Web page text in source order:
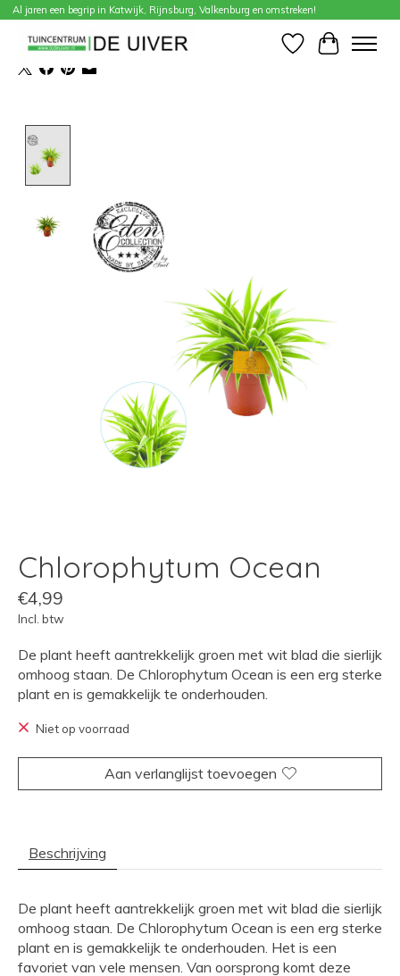
Al jaren een begrip in Katwijk, Rijnsburg, Valkenburg en omstreken!
Verlanglijst
Home / Chlorophytum Ocean
Chlorophytum Ocean
€4,99
Incl. btw
De plant heeft aantrekkelijk groen met wit blad die sierlijk
omhoog staan. De Chlorophytum Ocean is een erg sterke
plant en is gemakkelijk te onderhouden.
Niet op voorraad
Aan verlanglijst toevoegen
Beschrijving
De plant heeft aantrekkelijk groen met wit blad die sierlijk
omhoog staan. De Chlorophytum Ocean is een erg sterke
plant en is gemakkelijk te onderhouden. Het is een
favoriet van vele mensen. Van oorsprong komt deze